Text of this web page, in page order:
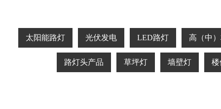
太阳能路灯 光伏发电 LED路灯 高（中
路灯头产品 草坪灯 墙壁灯 楼